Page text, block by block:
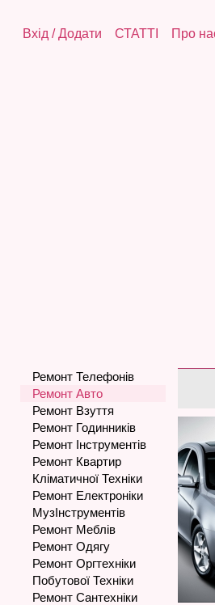
Вхід /Додати СТАТТІ Про
Ремонт Телефонів
Ремонт Авто
Ремонт Взуття
Ремонт Годинників
Ремонт Інструментів
Ремонт Квартир
Кліматичної Техніки
Ремонт Електроніки
МузІнструментів
Ремонт Меблів
Ремонт Одягу
Ремонт Оргтехніки
Побутової Техніки
Ремонт Сантехніки